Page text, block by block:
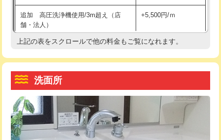
モルタル補修（厚さ10㎝まで） 27,500円
モルタル補修（厚さ10㎝超え） 38,500円
洗面台設置 38,500円
追加人工
廃棄・処分 現場見積
※給水管工事は20mmまでの価格です。
給水管工事※（バンド止め) 3,300円
給水管工事※（支持金具設置) 5,500円
給水管工事※（保温材使用（バンド止
め込み）)
5,500円
給水管工事※（土の掘削・埋め戻し作
業)
11,000円
給水管工事※（塩ビ管（VP・HI）使
用/3ｍまで)
33,000円
追加 高圧洗浄機使用/3m超え（店
舗・法人）
+5,500円/ｍ
高度高圧洗浄換 現地調査
トーラー機使用/3mまで
追加トーラー機使用/3m超え +3,300円
カメラ調査 33,000円
上記の表をスクロールで他の料金もご覧になれます。
洗面所